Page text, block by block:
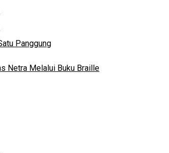
Panggung
Netra Melalui Buku Braille